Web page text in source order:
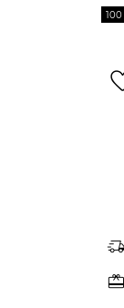
100
delivery_truck_speed
redeem